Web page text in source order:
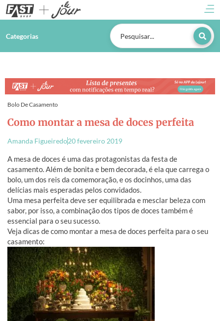
Categorias
Bolo De Casamento
Como montar a mesa de doces perfeita
Amanda Figueiredo20 fevereiro 2019
A mesa de doces é uma das protagonistas da festa de
casamento. Além de bonita e bem decorada, é ela que carrega o
bolo, um dos reis da comemoração, e os docinhos, uma das
delícias mais esperadas pelos convidados.
Uma mesa perfeita deve ser equilibrada e mesclar beleza com
sabor, por isso, a combinação dos tipos de doces também é
essencial para o seu sucesso.
Veja dicas de como montar a mesa de doces perfeita para o seu
casamento: